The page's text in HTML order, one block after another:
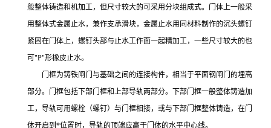
般整体铸造和机加工，但尺寸较大的可采用分块组成式。门体上一般采
用整体式金属止水，兼作支承滑块，金属止水用同材料制作的沉头螺钉
紧固在门体上，螺钉头部与止水工作面一起精加工，一些尺寸较大的也
可"P"形橡皮止水。
门框为铸铁闸门与基础之间的连接构件，相当于平面钢闸门的埋高
部分。门框包括下部门框和上部导轨两部分。下部门框一般整体铸造加
工，导轨可用螺栓（螺钉）与门框相接，或与下部门框整体铸造，在门
体开启到*位置时，导轨的顶端应高于门体的水平中心线。